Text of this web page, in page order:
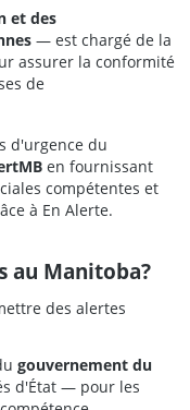
et des
— est chargé de la
assurer la conformité
de
d'urgence du
en fournissant
compétentes et
à En Alerte.
au Manitoba?
des alertes
gouvernement du
d'État — pour les